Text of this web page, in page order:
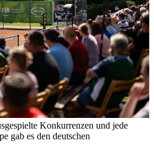
Konkurrenzen und jede
gab es den deutschen